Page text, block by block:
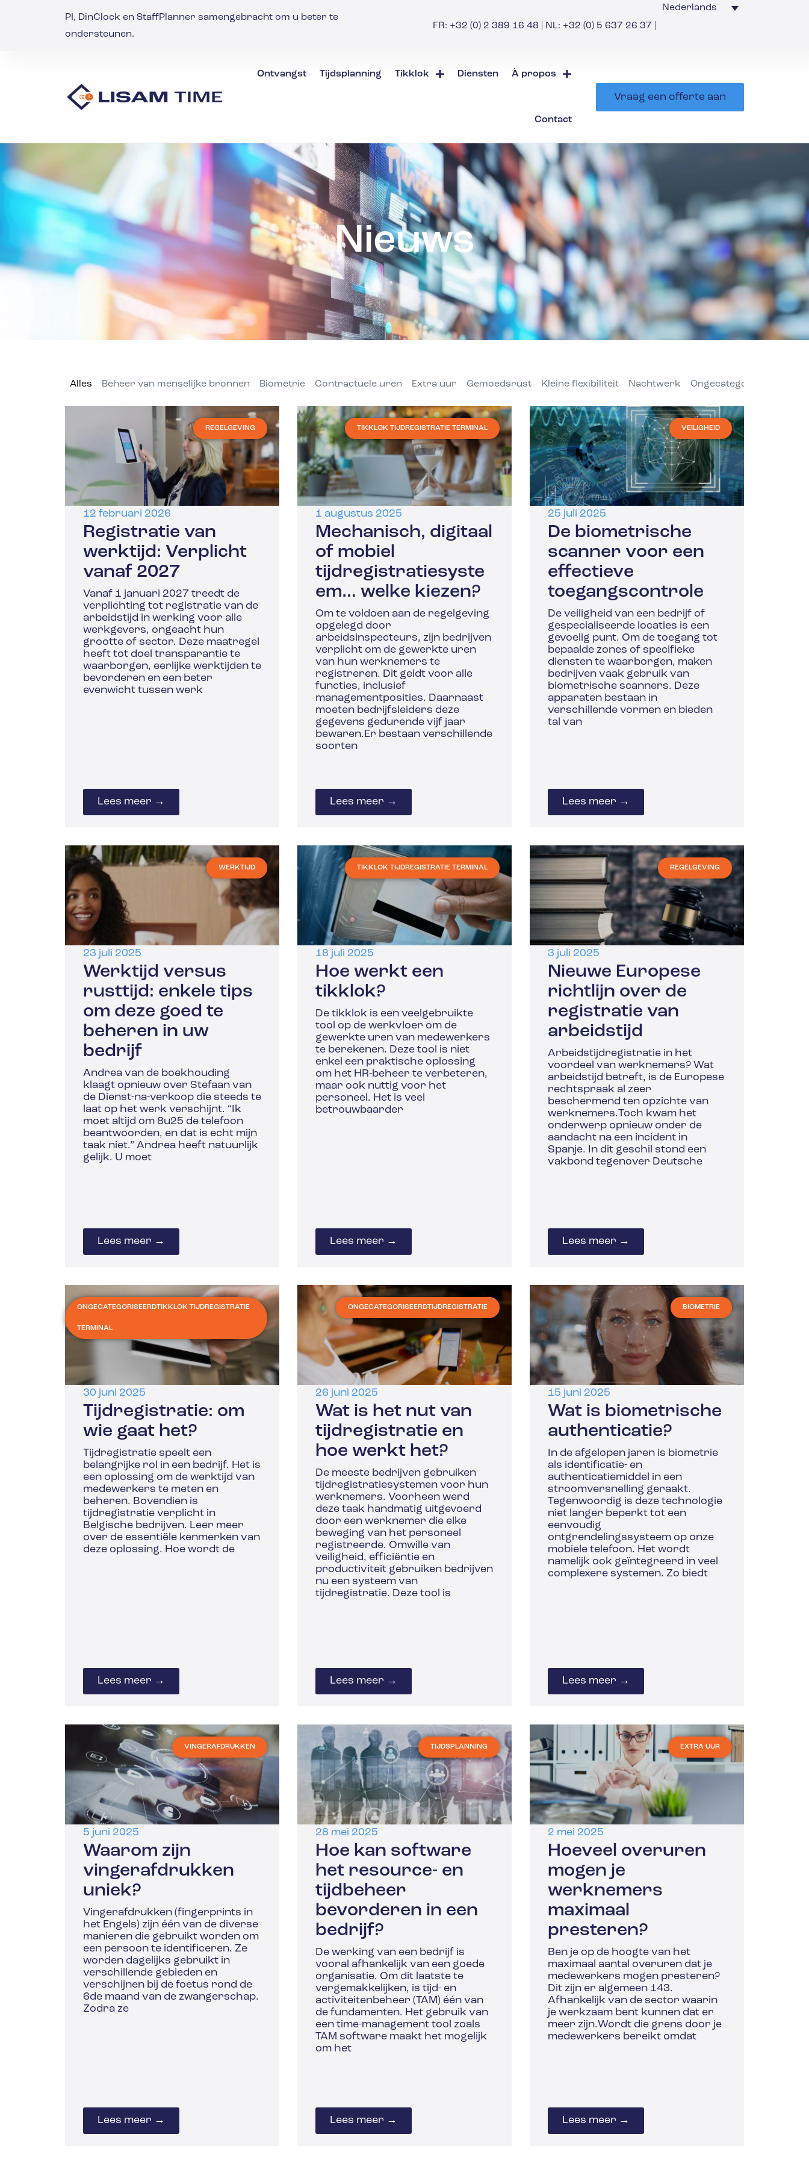
PI, DinClock en StaffPlanner samengebracht om u beter te
ondersteunen.
FR: +32 (0) 2 389 16 48 | NL: +32 (0) 5 637 26 37 |
Nederlands
Ontvangst Tijdsplanning Tikklok Diensten À propos
Contact
Vraag een offerte aan
Nieuws
Beheer van menselijke bronnen Biometrie Contractuele uren Extra uur Gemoedsrust Kleine flexibiliteit Nachtwerk Ongecategoriseerd
Alles
REGELGEVING
12 februari 2026
Registratie van
werktijd: Verplicht
vanaf 2027
Vanaf 1 januari 2027 treedt de
verplichting tot registratie van de
arbeidstijd in werking voor alle
werkgevers, ongeacht hun
grootte of sector. Deze maatregel
heeft tot doel transparantie te
waarborgen, eerlijke werktijden te
bevorderen en een beter
evenwicht tussen werk
Lees meer →
TIKKLOK TIJDREGISTRATIE TERMINAL
1 augustus 2025
Mechanisch, digitaal
of mobiel
tijdregistratiesyste
em… welke kiezen?
Om te voldoen aan de regelgeving
opgelegd door
arbeidsinspecteurs, zijn bedrijven
verplicht om de gewerkte uren
van hun werknemers te
registreren. Dit geldt voor alle
functies, inclusief
managementposities. Daarnaast
moeten bedrijfsleiders deze
gegevens gedurende vijf jaar
bewaren.Er bestaan verschillende
soorten
Lees meer →
VEILIGHEID
25 juli 2025
De biometrische
scanner voor een
effectieve
toegangscontrole
De veiligheid van een bedrijf of
gespecialiseerde locaties is een
gevoelig punt. Om de toegang tot
bepaalde zones of specifieke
diensten te waarborgen, maken
bedrijven vaak gebruik van
biometrische scanners. Deze
apparaten bestaan in
verschillende vormen en bieden
tal van
Lees meer →
WERKTIJD
23 juli 2025
Werktijd versus
rusttijd: enkele tips
om deze goed te
beheren in uw
bedrijf
Andrea van de boekhouding
klaagt opnieuw over Stefaan van
de Dienst-na-verkoop die steeds te
laat op het werk verschijnt. “Ik
moet altijd om 8u25 de telefoon
beantwoorden, en dat is echt mijn
taak niet.” Andrea heeft natuurlijk
gelijk. U moet
Lees meer →
TIKKLOK TIJDREGISTRATIE TERMINAL
18 juli 2025
Hoe werkt een
tikklok?
De tikklok is een veelgebruikte
tool op de werkvloer om de
gewerkte uren van medewerkers
te berekenen. Deze tool is niet
enkel een praktische oplossing
om het HR-beheer te verbeteren,
maar ook nuttig voor het
personeel. Het is veel
betrouwbaarder
Lees meer →
REGELGEVING
3 juli 2025
Nieuwe Europese
richtlijn over de
registratie van
arbeidstijd
Arbeidstijdregistratie in het
voordeel van werknemers? Wat
arbeidstijd betreft, is de Europese
rechtspraak al zeer
beschermend ten opzichte van
werknemers.Toch kwam het
onderwerp opnieuw onder de
aandacht na een incident in
Spanje. In dit geschil stond een
vakbond tegenover Deutsche
Lees meer →
ONGECATEGORISEERDTIKKLOK TIJDREGISTRATIE
TERMINAL
30 juni 2025
Tijdregistratie: om
wie gaat het?
Tijdregistratie speelt een
belangrijke rol in een bedrijf. Het is
een oplossing om de werktijd van
medewerkers te meten en
beheren. Bovendien is
tijdregistratie verplicht in
Belgische bedrijven. Leer meer
over de essentiële kenmerken van
deze oplossing. Hoe wordt de
Lees meer →
ONGECATEGORISEERDTIJDREGISTRATIE
26 juni 2025
Wat is het nut van
tijdregistratie en
hoe werkt het?
De meeste bedrijven gebruiken
tijdregistratiesystemen voor hun
werknemers. Voorheen werd
deze taak handmatig uitgevoerd
door een werknemer die elke
beweging van het personeel
registreerde. Omwille van
veiligheid, efficiëntie en
productiviteit gebruiken bedrijven
nu een systeem van
tijdregistratie. Deze tool is
Lees meer →
BIOMETRIE
15 juni 2025
Wat is biometrische
authenticatie?
In de afgelopen jaren is biometrie
als identificatie- en
authenticatiemiddel in een
stroomversnelling geraakt.
Tegenwoordig is deze technologie
niet langer beperkt tot een
eenvoudig
ontgrendelingssysteem op onze
mobiele telefoon. Het wordt
namelijk ook geïntegreerd in veel
complexere systemen. Zo biedt
Lees meer →
VINGERAFDRUKKEN
5 juni 2025
Waarom zijn
vingerafdrukken
uniek?
Vingerafdrukken (fingerprints in
het Engels) zijn één van de diverse
manieren die gebruikt worden om
een persoon te identificeren. Ze
worden dagelijks gebruikt in
verschillende gebieden en
verschijnen bij de foetus rond de
6de maand van de zwangerschap.
Zodra ze
Lees meer →
TIJDSPLANNING
28 mei 2025
Hoe kan software
het resource- en
tijdbeheer
bevorderen in een
bedrijf?
De werking van een bedrijf is
vooral afhankelijk van een goede
organisatie. Om dit laatste te
vergemakkelijken, is tijd- en
activiteitenbeheer (TAM) één van
de fundamenten. Het gebruik van
een time-management tool zoals
TAM software maakt het mogelijk
om het
Lees meer →
EXTRA UUR
2 mei 2025
Hoeveel overuren
mogen je
werknemers
maximaal
presteren?
Ben je op de hoogte van het
maximaal aantal overuren dat je
medewerkers mogen presteren?
Dit zijn er algemeen 143.
Afhankelijk van de sector waarin
je werkzaam bent kunnen dat er
meer zijn.Wordt die grens door je
medewerkers bereikt omdat
Lees meer →